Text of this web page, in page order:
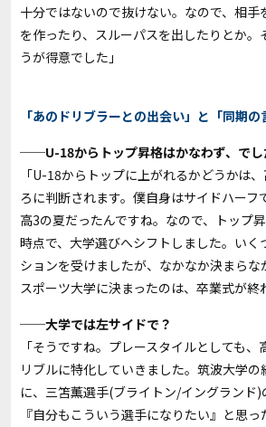
十分ではないので抜けない。なので、相手
を作ったり、スルーパスを出したりとか。
うが得意でした」
「あのドリブラーとの出会い」と「同期の
──U-18からトップ昇格はかなわず、でし
「U-18からトップに上がれるかどうかは
ろに判断されます。僕自身はサイドハーフ
高3の夏だったんですね。なので、トップ
時点で、大学選びへシフトしました。いく
ションを受けましたが、なかなか決まらな
スポーツ大学に決まったのは、卒業式が終
──大学では左サイドで？
「そうですね。プレースタイルとしても
リブルに特化していきました。筑波大学
に、三笘薫選手(ブライトン/イングランド)
『自分もこういう選手になりたい』と思